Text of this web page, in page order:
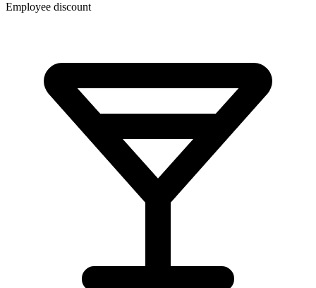
Employee discount